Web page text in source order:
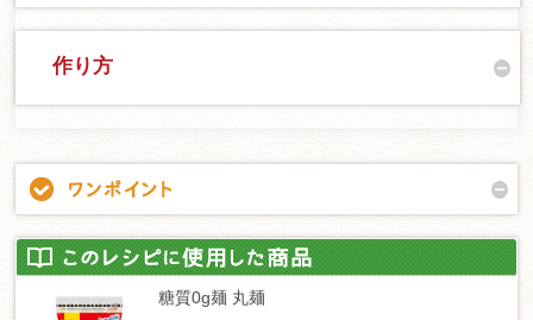
作り方
糖質0g麺 丸麺